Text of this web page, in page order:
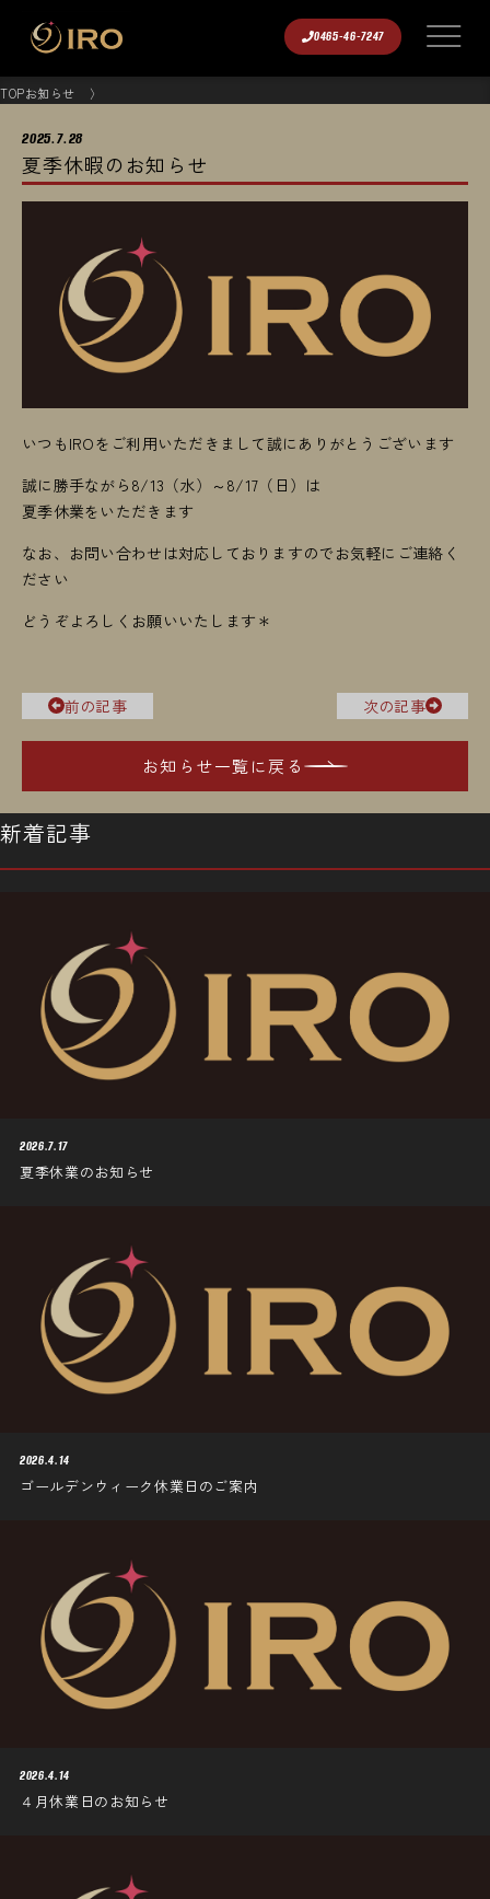
0465-46-7247
TOPお知らせ
2025.7.28
夏季休暇のお知らせ
いつもIROをご利用いただきまして誠にありがとうございます
誠に勝手ながら8/13（水）～8/17（日）は
夏季休業をいただきます
なお、お問い合わせは対応しておりますのでお気軽にご連絡く
ださい
どうぞよろしくお願いいたします＊
前の記事 次の記事
お知らせ一覧に戻る
新着記事
2026.7.17
夏季休業のお知らせ
2026.4.14
ゴールデンウィーク休業日のご案内
2026.4.14
４月休業日のお知らせ